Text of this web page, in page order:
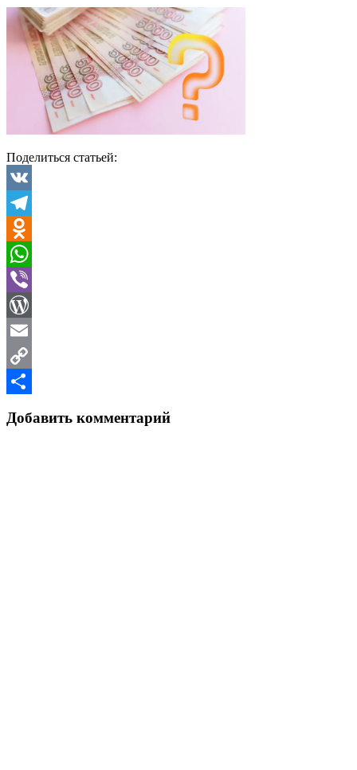
Поделиться статьей:
VK
Telegram
Odnoklassniki
WhatsApp
Viber
WordPress
Email
Copy
Добавить комментарий